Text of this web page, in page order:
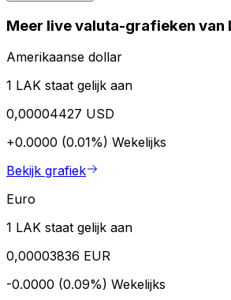
Meer live valuta-grafieken van
Amerikaanse dollar
1 LAK staat gelijk aan
0,00004427 USD
+0.0000 (0.01%) Wekelijks
Bekijk grafiek
Euro
1 LAK staat gelijk aan
0,00003836 EUR
-0.0000 (0.09%) Wekelijks